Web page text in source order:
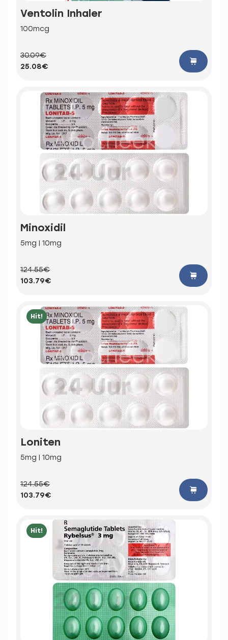
Ventolin Inhaler
100mcg
30.09€
25.08€
Minoxidil
5mg | 10mg
124.55€
103.79€
Hit!
Loniten
5mg | 10mg
124.55€
103.79€
Hit!